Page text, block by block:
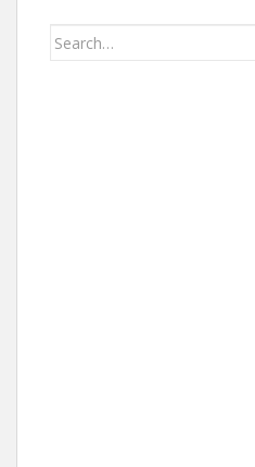
Search for: